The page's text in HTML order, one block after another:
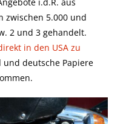
zwischen 5.000 und
2 und 3 gehandelt.
in den USA zu
und deutsche Papiere